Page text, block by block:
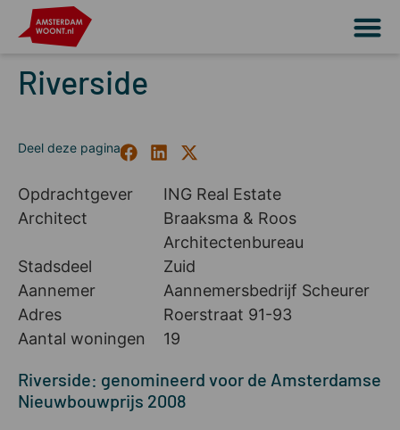
Riverside
Opdrachtgever
ING Real Estate
Architect
Braaksma & Roos
Architectenbureau
Stadsdeel
Zuid
Aannemer
Aannemersbedrijf Scheurer
Adres
Roerstraat 91-93
Aantal woningen
19
Riverside: genomineerd voor de Amsterdamse
Nieuwbouwprijs 2008